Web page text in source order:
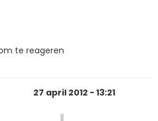
te reageren
27 april 2012 - 13:21